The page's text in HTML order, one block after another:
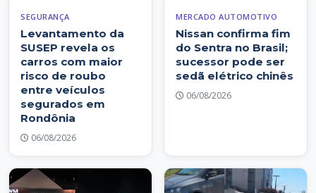
SEGURANÇA
Levantamento da
SUSEP revela os
carros com maior
risco de roubo
entre veículos
segurados em
Rondônia
06/08/2026
MERCADO AUTOMOTIVO
Nissan confirma fim
do Sentra no Brasil;
sucessor pode ser
sedã elétrico chinês
06/08/2026